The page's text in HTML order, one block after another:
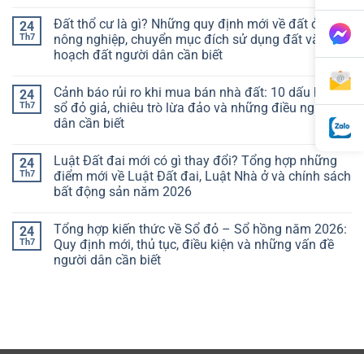
24
Th7
Đất thổ cư là gì? Những quy định mới về đất ở, đất
nông nghiệp, chuyển mục đích sử dụng đất và quy
hoạch đất người dân cần biết
24
Th7
Cảnh báo rủi ro khi mua bán nhà đất: 10 dấu hiệu
sổ đỏ giả, chiêu trò lừa đảo và những điều người
dân cần biết
24
Th7
Luật Đất đai mới có gì thay đổi? Tổng hợp những
điểm mới về Luật Đất đai, Luật Nhà ở và chính sách
bất động sản năm 2026
24
Th7
Tổng hợp kiến thức về Sổ đỏ – Sổ hồng năm 2026:
Quy định mới, thủ tục, điều kiện và những vấn đề
người dân cần biết